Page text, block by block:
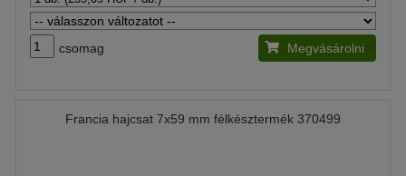
csomag Megvásárolni
Francia hajcsat 7x59 mm félkésztermék 370499